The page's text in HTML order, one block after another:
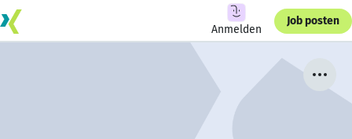
Anmelden
Job posten